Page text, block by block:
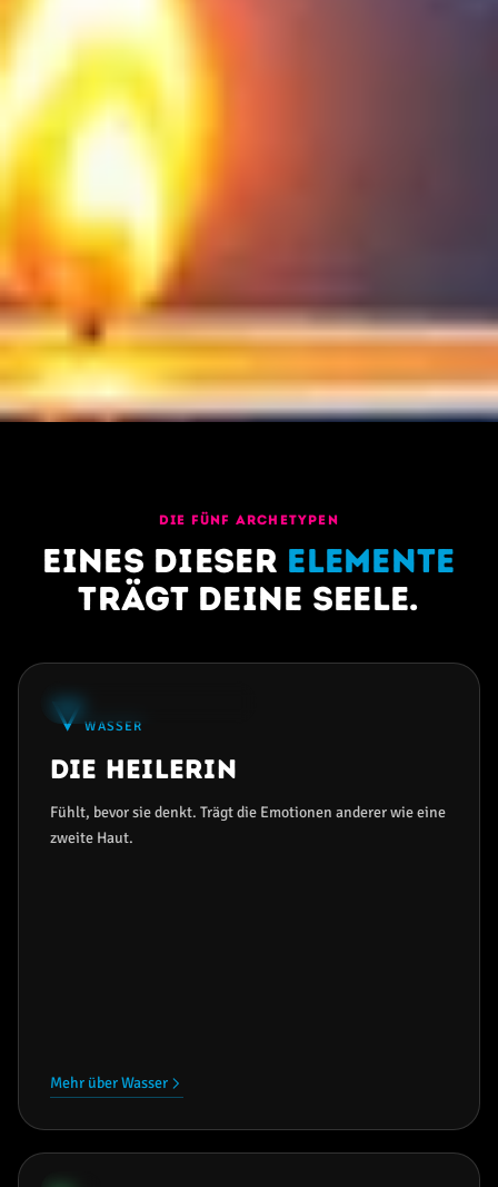
DIE FÜNF ARCHETYPEN
Eines dieser Elemente
trägt deine Seele.
★
🜄WASSER
Die Heilerin
Fühlt, bevor sie denkt. Trägt die Emotionen anderer wie eine
zweite Haut.
Mehr über Wasser